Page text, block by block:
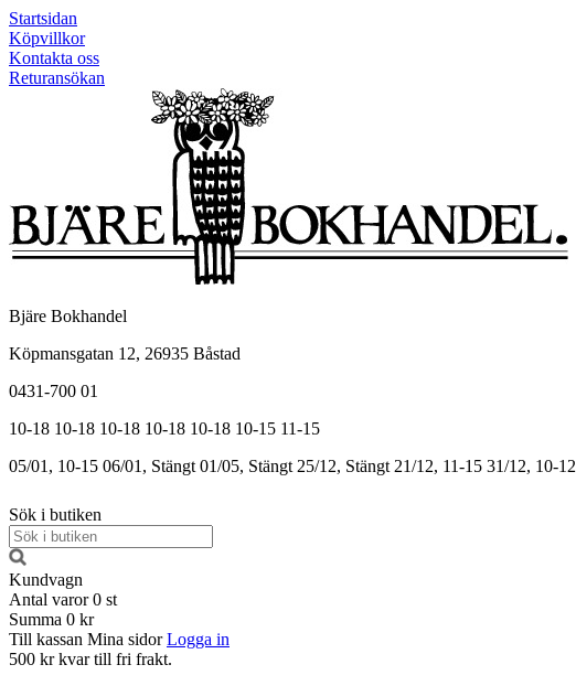
Startsidan
Köpvillkor
Kontakta oss
Returansökan
Bjäre Bokhandel
Köpmansgatan 12, 26935 Båstad
0431-700 01
10-18 10-18 10-18 10-18 10-18 10-15 11-15
05/01, 10-15 06/01, Stängt 01/05, Stängt 25/12, Stängt 21/12, 11-15 31/12, 10-12
Sök i butiken
Kundvagn
Antal varor 0 st
Summa 0 kr
Till kassan Mina sidor Logga in
500 kr kvar till fri frakt.